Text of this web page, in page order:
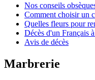
Nos conseils
Comment choisir un
Quelles fleurs pour
Décès d'un Français
Avis de décès
Marbrerie